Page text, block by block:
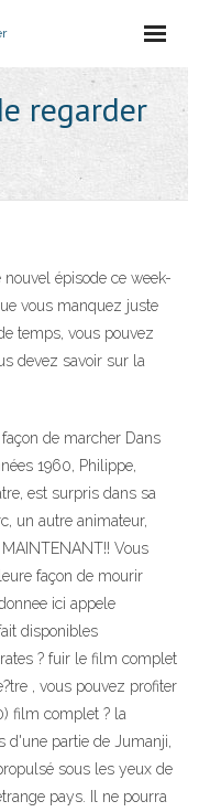
regarder
épisode ce week-
vous manquez juste
temps, vous pouvez
devez savoir sur la
de marcher Dans
1960, Philippe,
est surpris dans sa
un autre animateur,
Vous
façon de mourir
ici appele
disponibles
? fuir le film complet
, vous pouvez profiter
film complet ? la
d'une partie de Jumanji,
sous les yeux de
pays. Il ne pourra